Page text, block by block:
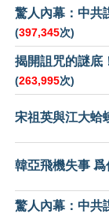
驚人內幕：中共
(397,345次)
揭開詛咒的謎底
(263,995次)
宋祖英與江大蛤
韓亞飛機失事
驚人內幕：中共